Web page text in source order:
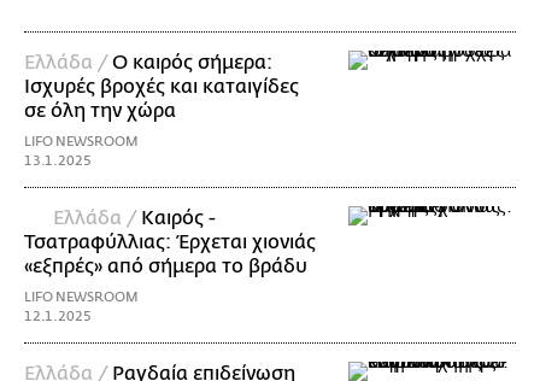
Ελλάδα /Ο καιρός σήμερα:
Ισχυρές βροχές και καταιγίδες
σε όλη την χώρα
LIFO NEWSROOM
13.1.2025
Ελλάδα / Καιρός -
Τσατραφύλλιας: Έρχεται χιονιάς
«εξπρές» από σήμερα το βράδυ
LIFO NEWSROOM
12.1.2025
Ελλάδα / Ραγδαία επιδείνωση